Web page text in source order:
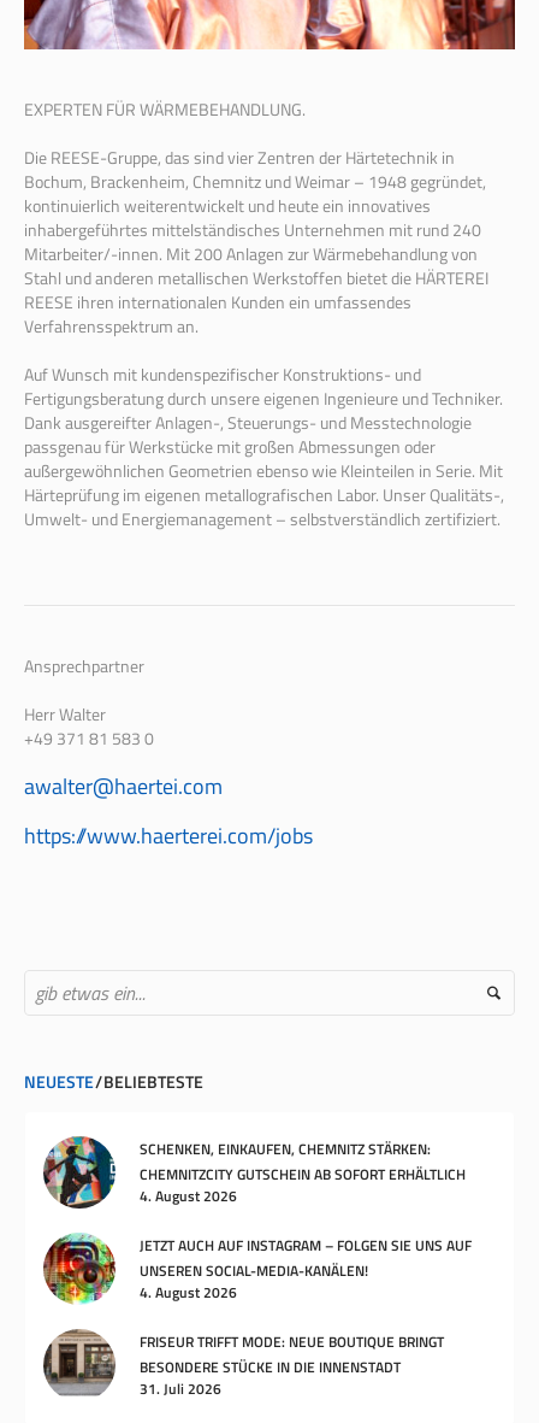
EXPERTEN FÜR WÄRMEBEHANDLUNG.
Die REESE-Gruppe, das sind vier Zentren der Härtetechnik in
Bochum, Brackenheim, Chemnitz und Weimar – 1948 gegründet,
kontinuierlich weiterentwickelt und heute ein innovatives
inhabergeführtes mittelständisches Unternehmen mit rund 240
Mitarbeiter/-innen. Mit 200 Anlagen zur Wärmebehandlung von
Stahl und anderen metallischen Werkstoffen bietet die HÄRTEREI
REESE ihren internationalen Kunden ein umfassendes
Verfahrensspektrum an.
Auf Wunsch mit kundenspezifischer Konstruktions- und
Fertigungsberatung durch unsere eigenen Ingenieure und Techniker.
Dank ausgereifter Anlagen-, Steuerungs- und Messtechnologie
passgenau für Werkstücke mit großen Abmessungen oder
außergewöhnlichen Geometrien ebenso wie Kleinteilen in Serie. Mit
Härteprüfung im eigenen metallografischen Labor. Unser Qualitäts-,
Umwelt- und Energiemanagement – selbstverständlich zertifiziert.
Ansprechpartner
Herr Walter
+49 371 81 583 0
awalter@haertei.com
https://www.haerterei.com/jobs
NEUESTE BELIEBTESTE
SCHENKEN, EINKAUFEN, CHEMNITZ STÄRKEN:
CHEMNITZCITY GUTSCHEIN AB SOFORT ERHÄLTLICH
4. August 2026
JETZT AUCH AUF INSTAGRAM – FOLGEN SIE UNS AUF
UNSEREN SOCIAL-MEDIA-KANÄLEN!
4. August 2026
FRISEUR TRIFFT MODE: NEUE BOUTIQUE BRINGT
BESONDERE STÜCKE IN DIE INNENSTADT
31. Juli 2026